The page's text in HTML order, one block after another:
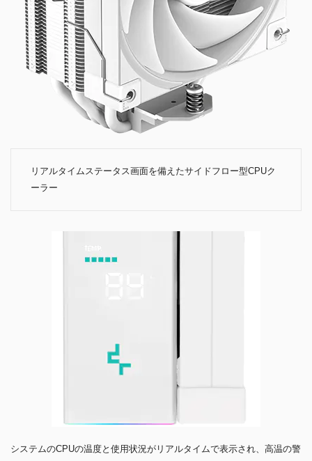
リアルタイムステータス画面を備えたサイドフロー型CPUク
ーラー
システムのCPUの温度と使用状況がリアルタイムで表示され、高温の警